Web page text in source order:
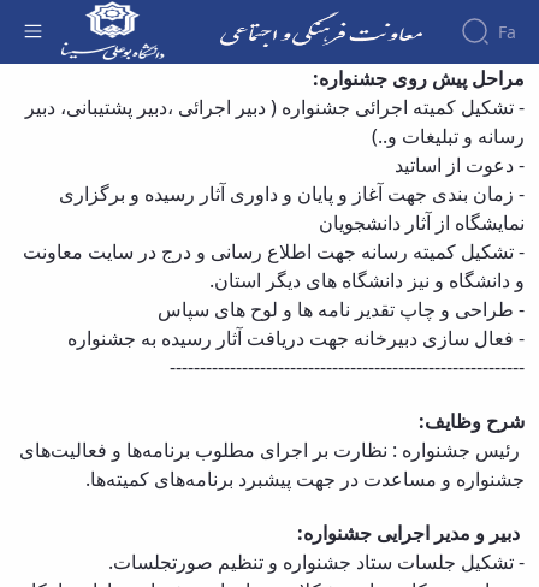
Fa
About the
About
Vice
Goals
Responsibilities
Contact
Organizational
structure
Director
درباره جشنواره - معاونت فرهنگیمراحل پیش روی جشنواره:
- تشکیل کمیته اجرائی جشنواره ( دبیر اجرائی ،دبیر پشتیبانی، دبیر
رسانه و تبلیغات و..)
-دعوت از اساتید
- زمان بندی جهت آغاز و پایان و داوری آثار رسیده و برگزاری
نمایشگاه از آثار دانشجویان
-تشکیل کمیته رسانه جهت اطلاع رسانی و درج در سایت معاونت
و دانشگاه و نیز دانشگاه های دیگر استان.
- طراحی و چاپ تقدیر نامه ها و لوح های سپاس
- فعال سازی دبیرخانه جهت دریافت آثار رسیده به جشنواره
-----------------------------------------------------------
شرح وظایف:
رئیس جشنواره : نظارت بر اجرای مطلوب برنامه‌ها و فعالیت‌های
جشنواره و مساعدت در جهت پیشبرد برنامه‌های کمیته‌ها.
دبیر و مدیر اجرایی جشنواره:
- تشکیل جلسات ستاد جشنواره و تنظیم صورتجلسات.